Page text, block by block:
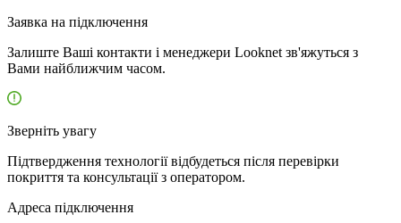
Заявка на підключення
Залиште Ваші контакти і менеджери Looknet зв'яжуться з
Вами найближчим часом.
Зверніть увагу
Підтвердження технології відбудеться після перевірки
покриття та консультації з оператором.
Адресa підключення